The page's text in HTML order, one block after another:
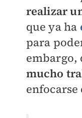
realizar
que ya ha
para
embargo,
mucho